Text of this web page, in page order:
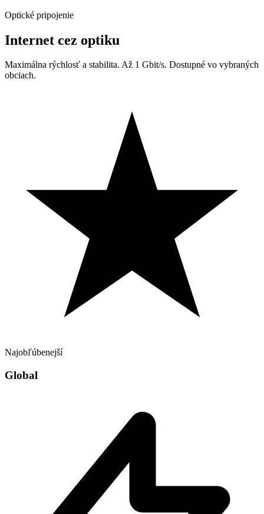
Optické pripojenie
Internet cez optiku
Maximálna rýchlosť a stabilita. Až 1 Gbit/s. Dostupné vo vybraných
obciach.
Najobľúbenejší
Global